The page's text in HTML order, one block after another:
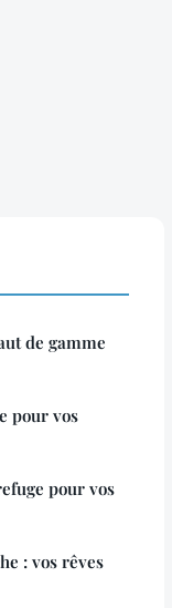
de gamme
pour vos
pour vos
: vos rêves